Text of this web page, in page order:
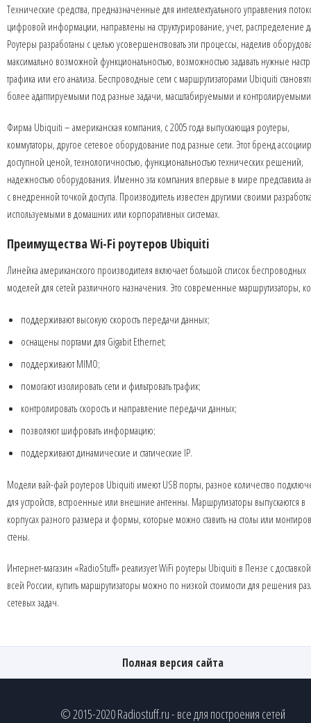
Технические средства, предназначенные для интеллектуального управления
цифровой информации, направлены на структурирование, учет, распределение
Роутеры разработаны с целью усовершенствовать эти процессы, наделив
максимально возможной функциональностью, возможностью задавать нужные
трафика или его анализа. Беспроводные сети с маршрутизаторами Ubiquiti
более адаптируемыми под разные задачи, масштабируемыми и
Фирма Ubiquiti – американская компания, с 2005 года выпускающая роутеры,
коммутаторы, другое сетевое оборудование под разные сети. Этот бренд
доступной ценой, технологичностью, функциональностью технических решений,
надежностью оборудования. Именно эта компания впервые в мире представила
с внедренной точкой доступа. Производитель известен другими своими
используемыми в домашних или корпоративных системах.
Преимущества Wi-Fi роутеров Ubiquiti
Линейка американского производителя включает большой список беспроводных
моделей для сетей различного назначения. Это современные маршрутизаторы,
поддерживают высокую скорость передачи данных;
оснащены портами для Gigabit Ethernet;
поддерживают MIMO;
помогают изолировать сети и фильтровать трафик;
контролировать скорость и направление передачи данных;
позволяют шифровать информацию;
поддерживают динамические и статические IP.
Модели вай-фай роутеров Ubiquiti имеют USB порты, разное количество
для устройств, встроенные или внешние антенны. Маршрутизаторы выпускаются в
корпусах разного размера и формы, которые можно ставить на столы или
стены.
Интернет-магазин «RadioStuff» реализует WiFi роутеры Ubiquiti в Пензе с
всей России, купить маршрутизаторы можно по низкой стоимости для решения
сетевых задач.
Полная версия сайта
© 2015-2020 Radiostuff.ru - все для построения сетей